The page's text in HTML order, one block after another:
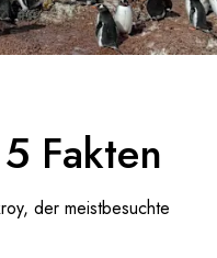
Fakten
der meistbesuchte